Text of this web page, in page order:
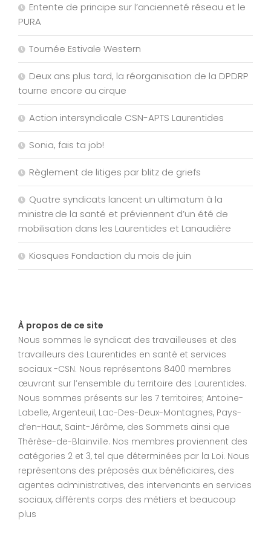
Entente de principe sur l’ancienneté réseau et le
PURA
Tournée Estivale Western
Deux ans plus tard, la réorganisation de la DPDRP
tourne encore au cirque
Action intersyndicale CSN-APTS Laurentides
Sonia, fais ta job!
Règlement de litiges par blitz de griefs
Quatre syndicats lancent un ultimatum à la
ministre de la santé et préviennent d’un été de
mobilisation dans les Laurentides et Lanaudière
Kiosques Fondaction du mois de juin
À propos de ce site
Nous sommes le syndicat des travailleuses et des
travailleurs des Laurentides en santé et services
sociaux -CSN. Nous représentons 8400 membres
œuvrant sur l’ensemble du territoire des Laurentides.
Nous sommes présents sur les 7 territoires; Antoine-
Labelle, Argenteuil, Lac-Des-Deux-Montagnes, Pays-
d’en-Haut, Saint-Jérôme, des Sommets ainsi que
Thérèse-de-Blainville. Nos membres proviennent des
catégories 2 et 3, tel que déterminées par la Loi. Nous
représentons des préposés aux bénéficiaires, des
agentes administratives, des intervenants en services
sociaux, différents corps des métiers et beaucoup
plus